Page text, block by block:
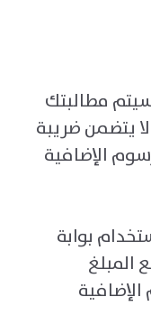
مطالبتك
يتضمن ضريبة
الإضافية
بوابة
المبلغ